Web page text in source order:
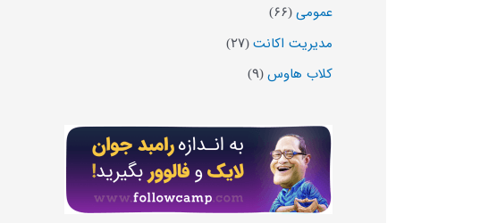
عمومی (۶۶)
مدیریت اکانت (۲۷)
کلاب هاوس (۹)